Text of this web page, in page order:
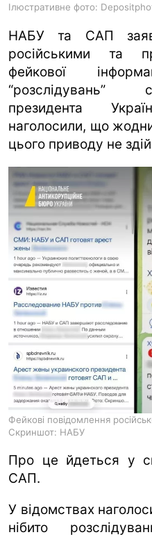
Ілюстративне фото:
НАБУ та САП
російськими та
фейкової
“розслідувань”
президента
наголосили, що
цього приводу не
Фейкові повідомлення
Скриншот: НАБУ
Про це йдеться у
САП.
У відомствах
нібито